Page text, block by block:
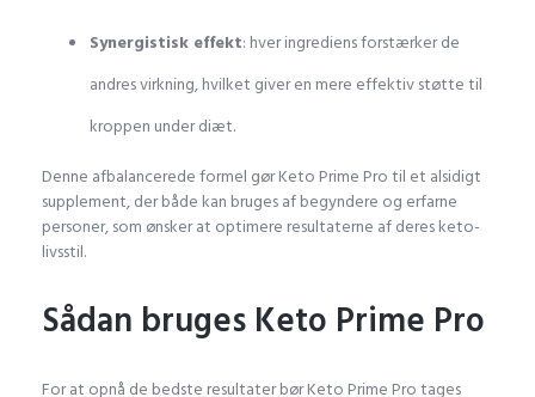
Synergistisk effekt: hver ingrediens forstærker de
andres virkning, hvilket giver en mere effektiv støtte til
kroppen under diæt.
Denne afbalancerede formel gør Keto Prime Pro til et alsidigt
supplement, der både kan bruges af begyndere og erfarne
personer, som ønsker at optimere resultaterne af deres keto-
livsstil.
NutriaPOL
a
Sådan bruges Keto Prime Pro
For at opnå de bedste resultater bør Keto Prime Pro tages